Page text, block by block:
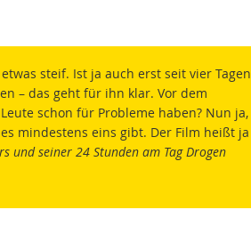
steif. Ist ja auch erst seit vier Tagen
– das geht für ihn klar. Vor dem
schon für Probleme haben? Nun ja,
mindestens eins gibt. Der Film heißt ja
und seiner 24 Stunden am Tag Drogen